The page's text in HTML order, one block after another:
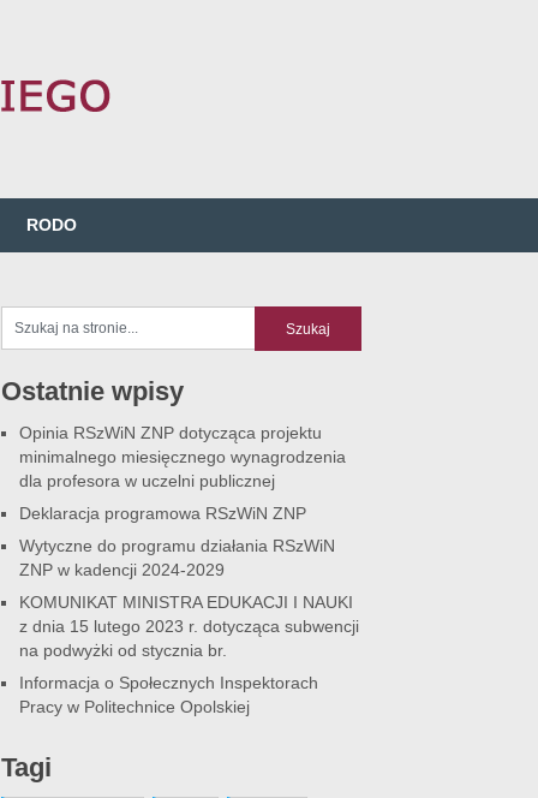
RODO
Ostatnie wpisy
Opinia RSzWiN ZNP dotycząca projektu
minimalnego miesięcznego wynagrodzenia
dla profesora w uczelni publicznej
Deklaracja programowa RSzWiN ZNP
Wytyczne do programu działania RSzWiN
ZNP w kadencji 2024-2029
KOMUNIKAT MINISTRA EDUKACJI I NAUKI
z dnia 15 lutego 2023 r. dotycząca subwencji
na podwyżki od stycznia br.
Informacja o Społecznych Inspektorach
Pracy w Politechnice Opolskiej
Tagi